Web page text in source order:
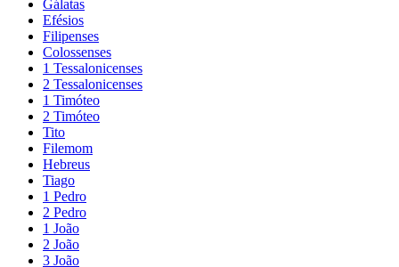
Gálatas
Efésios
Filipenses
Colossenses
1 Tessalonicenses
2 Tessalonicenses
1 Timóteo
2 Timóteo
Tito
Filemom
Hebreus
Tiago
1 Pedro
2 Pedro
1 João
2 João
3 João